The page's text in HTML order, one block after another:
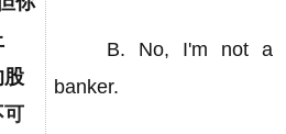
股
可
B. No, I'm not a
banker.